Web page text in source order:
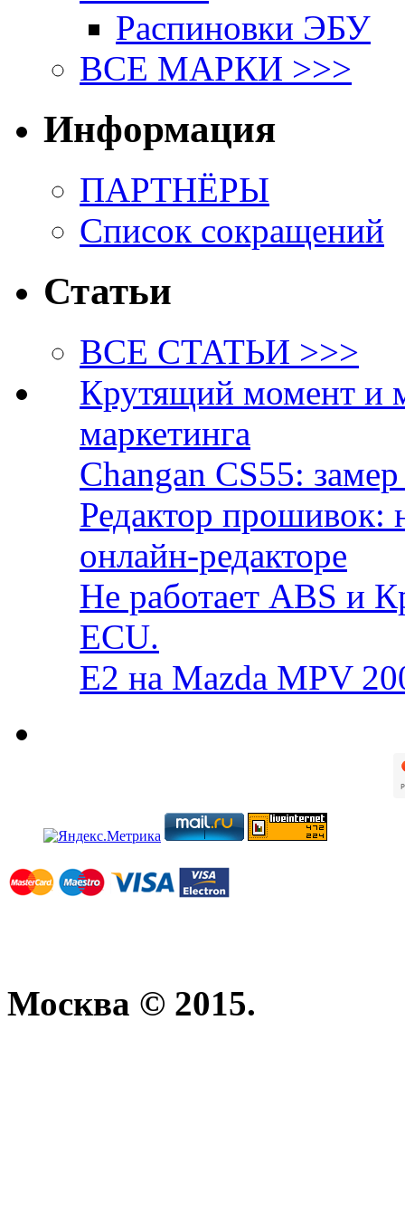
Распиновки ЭБУ
ВСЕ МАРКИ >>>
Информация
ПАРТНЁРЫ
Список сокращений
Статьи
ВСЕ СТАТЬИ >>>
Крутящий момент и
маркетинга
Changan CS55:
Редактор прошивок:
онлайн-редакторе
Не работает ABS и
ECU.
E2 на Mazda MPV
Москва © 2015.